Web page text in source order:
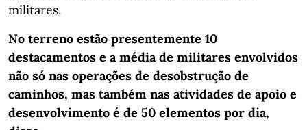
militares.
No terreno estão presentemente 10
destacamentos e a média de militares envolvidos
não só nas operações de desobstrução de
caminhos, mas também nas atividades de apoio e
desenvolvimento é de 50 elementos por dia,